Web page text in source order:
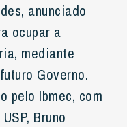
anunciado
ocupar a
mediante
Governo.
pelo Ibmec, com
Bruno